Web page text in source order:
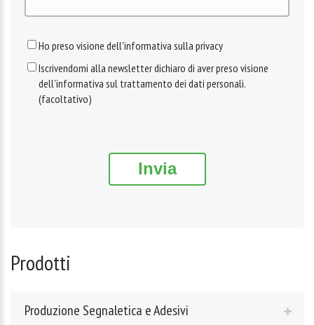
Ho preso visione dell'informativa sulla privacy
Iscrivendomi alla newsletter dichiaro di aver preso visione
dell'informativa sul trattamento dei dati personali.
(facoltativo)
Invia
Prodotti
Produzione Segnaletica e Adesivi